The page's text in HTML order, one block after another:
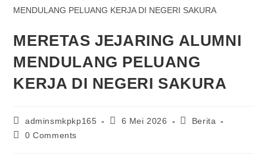
MERETAS JEJARING ALUMNI
MENDULANG PELUANG
KERJA DI NEGERI SAKURA
adminsmkpkp165 6 Mei 2026
Berita
0 Comments